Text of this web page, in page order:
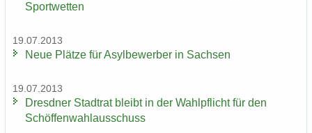
Sport­wet­ten
19.07.2013
Neue Plät­ze für Asyl­be­wer­ber in Sach­sen
19.07.2013
Dresd­ner Stadt­rat bleibt in der Wahl­pflicht für den
Schöf­fen­wahl­aus­schuss